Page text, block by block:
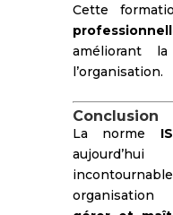
Cette
améliorant
l’organisation.
Conclusion
La norme